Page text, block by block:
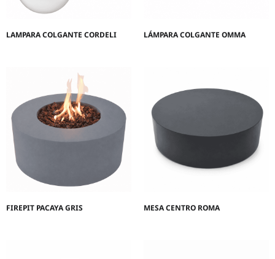
LAMPARA COLGANTE CORDELI LÁMPARA COLGANTE OMMA
FIREPIT PACAYA GRIS MESA CENTRO ROMA